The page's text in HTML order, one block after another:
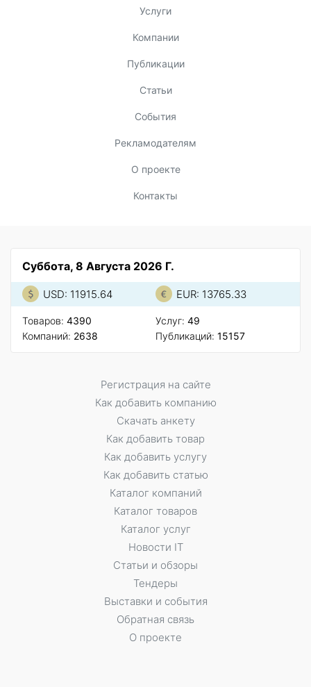
Услуги
Компании
Публикации
Статьи
События
Рекламодателям
О проекте
Контакты
Суббота, 8 Августа 2026 Г.
USD: 11915.64 EUR: 13765.33
Товаров: 4390
Компаний: 2638
Услуг: 49
Публикаций: 15157
Регистрация на сайте
Как добавить компанию
Скачать анкету
Как добавить товар
Как добавить услугу
Как добавить статью
Каталог компаний
Каталог товаров
Каталог услуг
Новости IT
Статьи и обзоры
Тендеры
Выставки и события
Обратная связь
О проекте